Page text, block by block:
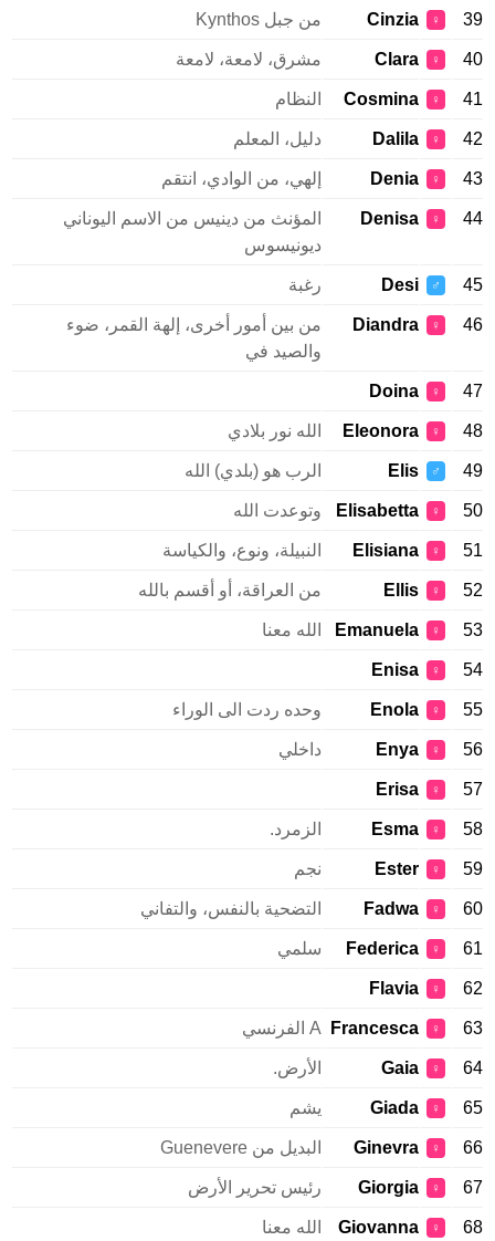
39
♀
Cinzia من جبل Kynthos
40
♀
Clara مشرق، لامعة، لامعة
41
♀
Cosmina النظام
42
♀
Dalila دليل، المعلم
43
♀
Denia إلهي، من الوادي، انتقم
44
♀
Denisa
المؤنث من دينيس من الاسم اليوناني
ديونيسوس
45
♂
Desi رغبة
46
♀
Diandra
من بين أمور أخرى، إلهة القمر، ضوء
والصيد في
47
♀
Doina
48
♀
Eleonora الله نور بلادي
49
♂
Elis الرب هو (بلدي) الله
50
♀
Elisabetta وتوعدت الله
51
♀
Elisiana النبيلة، ونوع، والكياسة
52
♀
Ellis من العراقة، أو أقسم بالله
53
♀
Emanuela الله معنا
54
♀
Enisa
55
♀
Enola وحده ردت الى الوراء
56
♀
Enya داخلي
57
♀
Erisa
58
♀
Esma الزمرد.
59
♀
Ester نجم
60
♀
Fadwa التضحية بالنفس، والتفاني
61
♀
Federica سلمي
62
♀
Flavia
63
♀
Francesca A الفرنسي
64
♀
Gaia الأرض.
65
♀
Giada يشم
66
♀
Ginevra البديل من Guenevere
67
♀
Giorgia رئيس تحرير الأرض
68
♀
Giovanna الله معنا